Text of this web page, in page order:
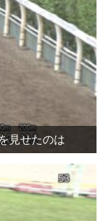
見せたのは